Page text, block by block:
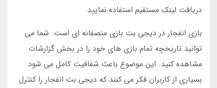
دریافت لینک مستقیم استفاده نمایید.
بازی انفجار در دیجی بت بازی منصفانه ای است. شما می
توانید تاریخچه تمام بازی های خود را در بخش گزارشات
مشاهده کنید. این موضوع باعث شفافیت کامل می شود.
بسیاری از کاربران فکر می کنند که دیجی بت انفجار را کنترل